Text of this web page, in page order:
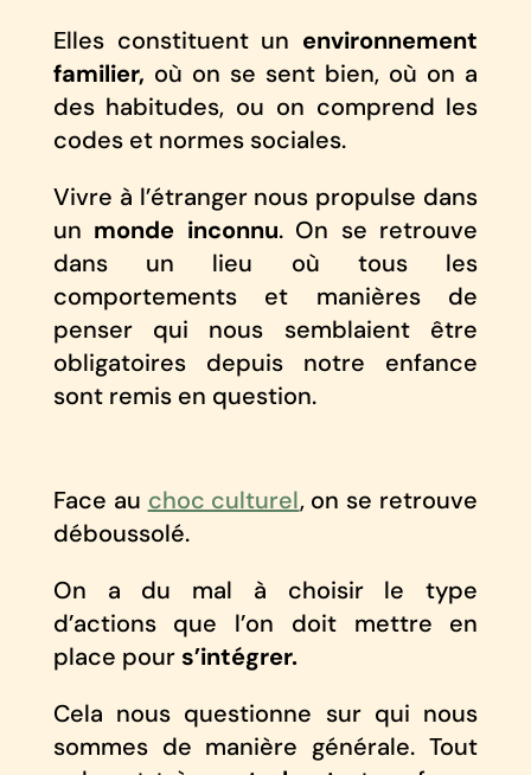
Elles constituent un environnement
familier, où on se sent bien, où on a
des habitudes, ou on comprend les
codes et normes sociales.
Vivre à l’étranger nous propulse dans
un monde inconnu. On se retrouve
dans un lieu où tous les
comportements et manières de
penser qui nous semblaient être
obligatoires depuis notre enfance
sont remis en question.
Face au choc culturel, on se retrouve
déboussolé.
On a du mal à choisir le type
d’actions que l’on doit mettre en
place pour s’intégrer.
Cela nous questionne sur qui nous
sommes de manière générale. Tout